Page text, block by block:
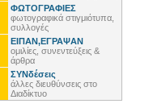
ΦΩΤΟΓΡΑΦΙΕΣ
φωτογραφικά στιγμιότυπα,
συλλογές
ΕΙΠΑΝ,ΕΓΡΑΨΑΝ
ομιλίες, συνεντεύξεις &
άρθρα
ΣΥΝδέσεις
άλλες διευθύνσεις στο
Διαδίκτυο